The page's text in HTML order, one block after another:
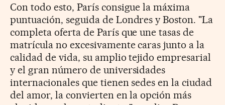
Con todo esto, París consigue la máxima
puntuación, seguida de Londres y Boston. "La
completa oferta de París que une tasas de
matrícula no excesivamente caras junto a la
calidad de vida, su amplio tejido empresarial
y el gran número de universidades
internacionales que tienen sedes en la ciudad
del amor, la convierten en la opción más